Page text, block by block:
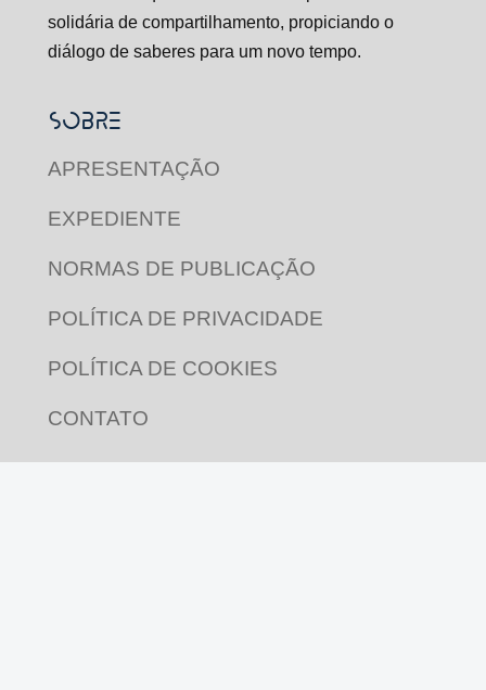
solidária de compartilhamento, propiciando o
diálogo de saberes para um novo tempo.
SOBRE
APRESENTAÇÃO
EXPEDIENTE
NORMAS DE PUBLICAÇÃO
POLÍTICA DE PRIVACIDADE
POLÍTICA DE COOKIES
CONTATO